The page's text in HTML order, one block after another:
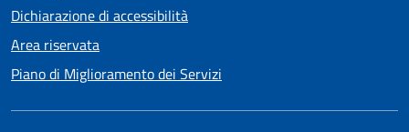
Dichiarazione di accessibilità
Area riservata
Piano di Miglioramento dei Servizi